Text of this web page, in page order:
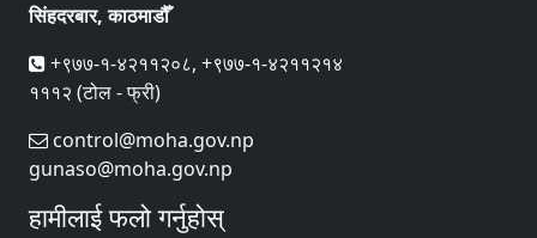
सिंहदरबार, काठमाडौँ
+९७७-१-४२११२०८, +९७७-१-४२११२१४
१११२ (टोल - फ्री)
control@moha.gov.np
gunaso@moha.gov.np
हामीलाई फलो गर्नुहोस्